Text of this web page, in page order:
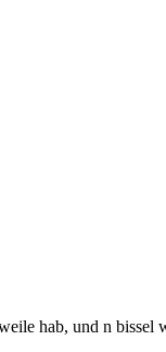
hab, und n bissel